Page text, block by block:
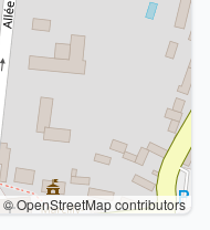
© OpenStreetMap contributors